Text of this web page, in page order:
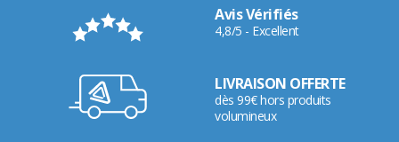
Avis Vérifiés
4,8/5 - Excellent
LIVRAISON OFFERTE
dès 99€ hors produits
volumineux